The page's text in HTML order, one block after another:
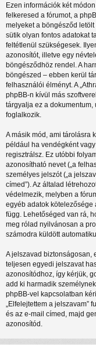
Ezen információk két
felkeresed a fórumot, a
melyeket a böngésződ
sütik olyan fontos adatokat
feltétlenül szükségesek.
azonosítót, illetve egy
böngésződhöz rendel. A
böngészed – ebben kerül
felhasználói élményt. A
phpBB-n kívül más
tárgyalja ez a
foglalkozik.
A másik mód, ami tárolásra
például ha vendégként
regisztrálsz. Ez utóbbi
azonosítható nevet („a
személyes jelszót („a
címed”). Az általad
védelmezik, melyben a
egyéb adatok kötelezősége
függ. Lehetőséged van rá,
meg rólad nyilvánosan a
számodra küldött
A jelszavad biztonságosan,
teljesen egyedi jelszavat
azonosítódhoz, így kérjük,
add ki harmadik
phpBB-vel kapcsolatban
„Elfelejtettem a jelszavam”
és az e-mail címed, majd
azonosítód.